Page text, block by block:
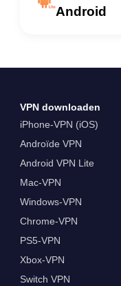
Android
VPN downloaden
iPhone-VPN (iOS)
Androïde VPN
Android VPN Lite
Mac-VPN
Windows-VPN
Chrome-VPN
PS5-VPN
Xbox-VPN
Switch VPN